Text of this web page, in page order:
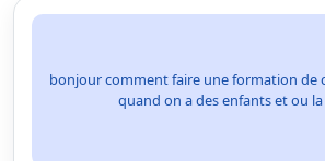
bonjour comment faire une formation de
quand on a des enfants et ou la